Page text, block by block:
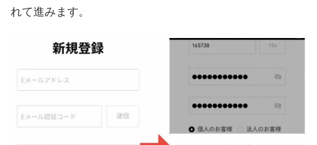
れて進みます。